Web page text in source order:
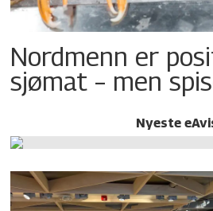
Nordmenn er
sjømat – men
Nyeste